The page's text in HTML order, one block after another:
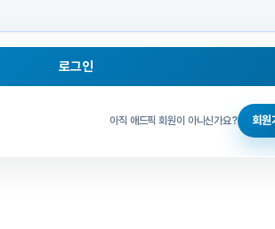
로그인
아직 애드픽 회원이 아니신가요? 회원